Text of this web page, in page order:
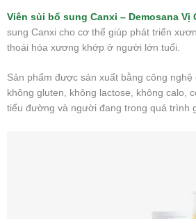
Viên sủi bổ sung Canxi – Demosana Vị
sung Canxi cho cơ thể giúp phát triển
thoái hóa xương khớp ở người lớn tuổi.
Sản phẩm được sản xuất bằng công
không gluten, không lactose, không calo,
tiểu đường và người đang trong quá trình